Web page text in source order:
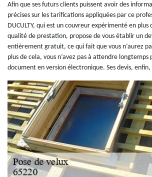
Afin que ses futurs clients puissent avoir des
précises sur les tarifications appliquées par ce
DUCULTY, qui est un couvreur expérimenté en plus
qualité de prestation, propose de vous établir un
entièrement gratuit, ce qui fait que vous n’aurez
plus de cela, vous n’avez pas à attendre
document en version électronique. Ses devis,